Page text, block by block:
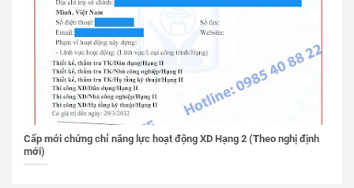
Cấp mới chứng chỉ năng lực hoạt động XD Hạng 2 (Theo nghị định
mới)